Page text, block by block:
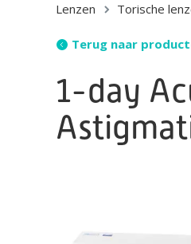
Lenzen Torische
Terug naar
1-day